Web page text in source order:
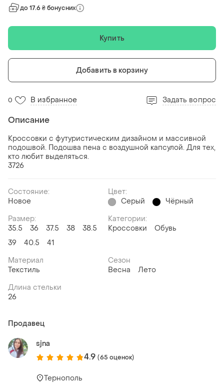
до 17.6 ₴ бонусних
Купить
Добавить в корзину
0 В избранное Задать вопрос
Описание
Кроссовки с футуристическим дизайном и массивной
подошвой. Подошва пена с воздушной капсулой. Для тех,
кто любит выделяться.
3726
Состояние:
Новое
Цвет:
Серый
Чёрный
Размер:
35.5
36 37.5 38
38.5
39
40.5 41
Категории:
Кроссовки
Обувь
Материал
Текстиль
Сезон
Весна
Лето
Длина стельки
26
Продавец
sjna
4.9 (65 оценок)
Тернополь